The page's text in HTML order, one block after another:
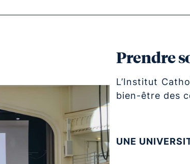
Prendre
L’Institut
bien-être des
UNE